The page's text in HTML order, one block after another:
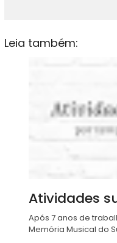
Leia também:
Atividades
Após 7 anos de
Memória Musical do